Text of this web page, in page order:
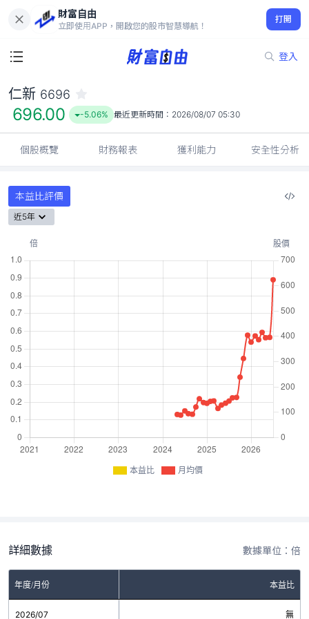
財富自由
立即使用APP，開啟您的股市智慧導航！
打開
登入
696.00
-5.06%
仁新 6696
696.00 -5.06% 最近更新時間： 2026/08/07 05:30
個股概覽 財務報表 獲利能力 安全性分析
本益比評價
近5年
本益比 月均價
詳細數據 數據單位：倍
年度/月份 本益比
2026/07 無